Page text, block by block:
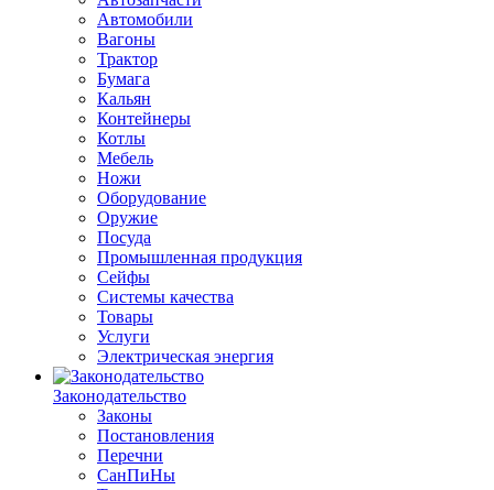
Автомобили
Вагоны
Трактор
Бумага
Кальян
Контейнеры
Котлы
Мебель
Ножи
Оборудование
Оружие
Посуда
Промышленная продукция
Сейфы
Системы качества
Товары
Услуги
Электрическая энергия
Законодательство
Законы
Постановления
Перечни
СанПиНы